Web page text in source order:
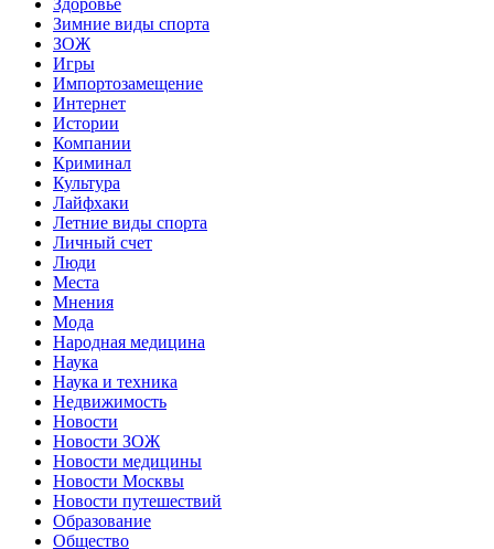
Здоровье
Зимние виды спорта
ЗОЖ
Игры
Импортозамещение
Интернет
Истории
Компании
Криминал
Культура
Лайфхаки
Летние виды спорта
Личный счет
Люди
Места
Мнения
Мода
Народная медицина
Наука
Наука и техника
Недвижимость
Новости
Новости ЗОЖ
Новости медицины
Новости Москвы
Новости путешествий
Образование
Общество